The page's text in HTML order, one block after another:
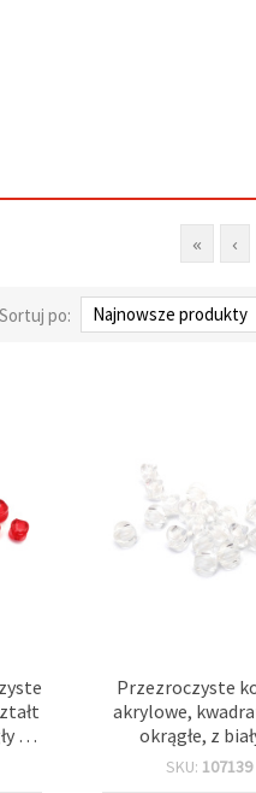
« ‹
Sortuj po:
z
Przezroczyste
akrylowe,
okrągłe, z
rdzeniem, 10x9
SKU: 107139